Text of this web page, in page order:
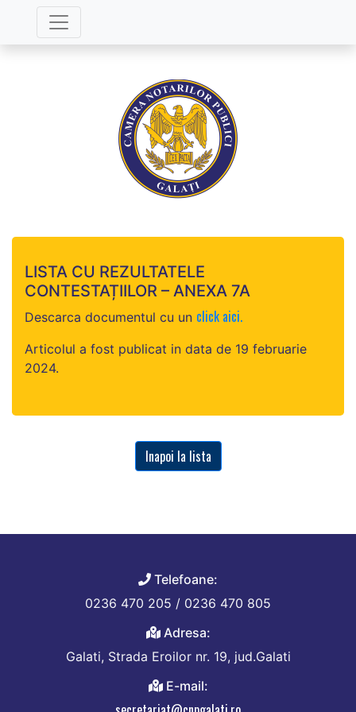
LISTA CU REZULTATELE
CONTESTAȚIILOR – ANEXA 7A
Descarca documentul cu un click aici.
Articolul a fost publicat in data de 19 februarie
2024.
Inapoi la lista
Telefoane:
0236 470 205 / 0236 470 805
Adresa:
Galati, Strada Eroilor nr. 19, jud.Galati
E-mail: